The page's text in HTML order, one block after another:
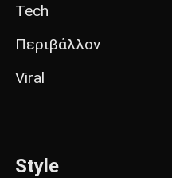
Tech
Περιβάλλον
Viral
Style